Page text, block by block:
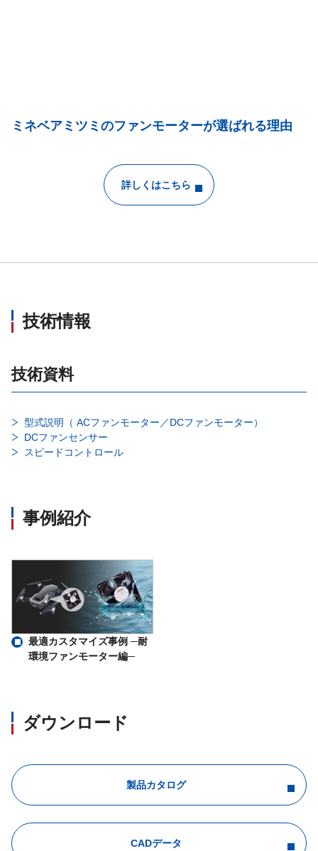
ミネベアミツミのファンモーターが選ばれる理由
詳しくはこちら
技術情報
技術資料
型式説明（ ACファンモーター／DCファンモーター）
DCファンセンサー
スピードコントロール
事例紹介
最適カスタマイズ事例 ─耐
環境ファンモーター編─
ダウンロード
製品カタログ
CADデータ